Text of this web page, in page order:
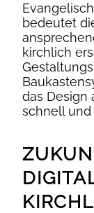
bedeutet
kirchlich
das Design
schnell und